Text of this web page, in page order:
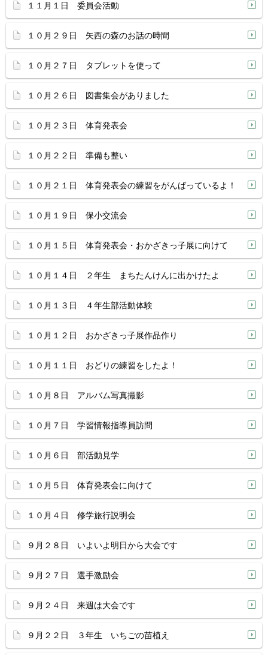
１１月１日 委員会活動
１０月２９日 矢西の森のお話の時間
１０月２７日 タブレットを使って
１０月２６日 図書集会がありました
１０月２３日 体育発表会
１０月２２日 準備も整い
１０月２１日 体育発表会の練習をがんばっているよ！
１０月１９日 保小交流会
１０月１５日 体育発表会・おかざきっ子展に向けて
１０月１４日 ２年生 まちたんけんに出かけたよ
１０月１３日 ４年生部活動体験
１０月１２日 おかざきっ子展作品作り
１０月１１日 おどりの練習をしたよ！
１０月８日 アルバム写真撮影
１０月７日 学習情報指導員訪問
１０月６日 部活動見学
１０月５日 体育発表会に向けて
１０月４日 修学旅行説明会
９月２８日 いよいよ明日から大会です
９月２７日 選手激励会
９月２４日 来週は大会です
９月２２日 ３年生 いちごの苗植え